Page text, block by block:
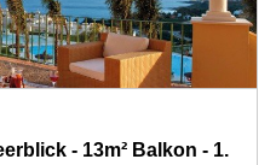
- 13m² Balkon - 1.